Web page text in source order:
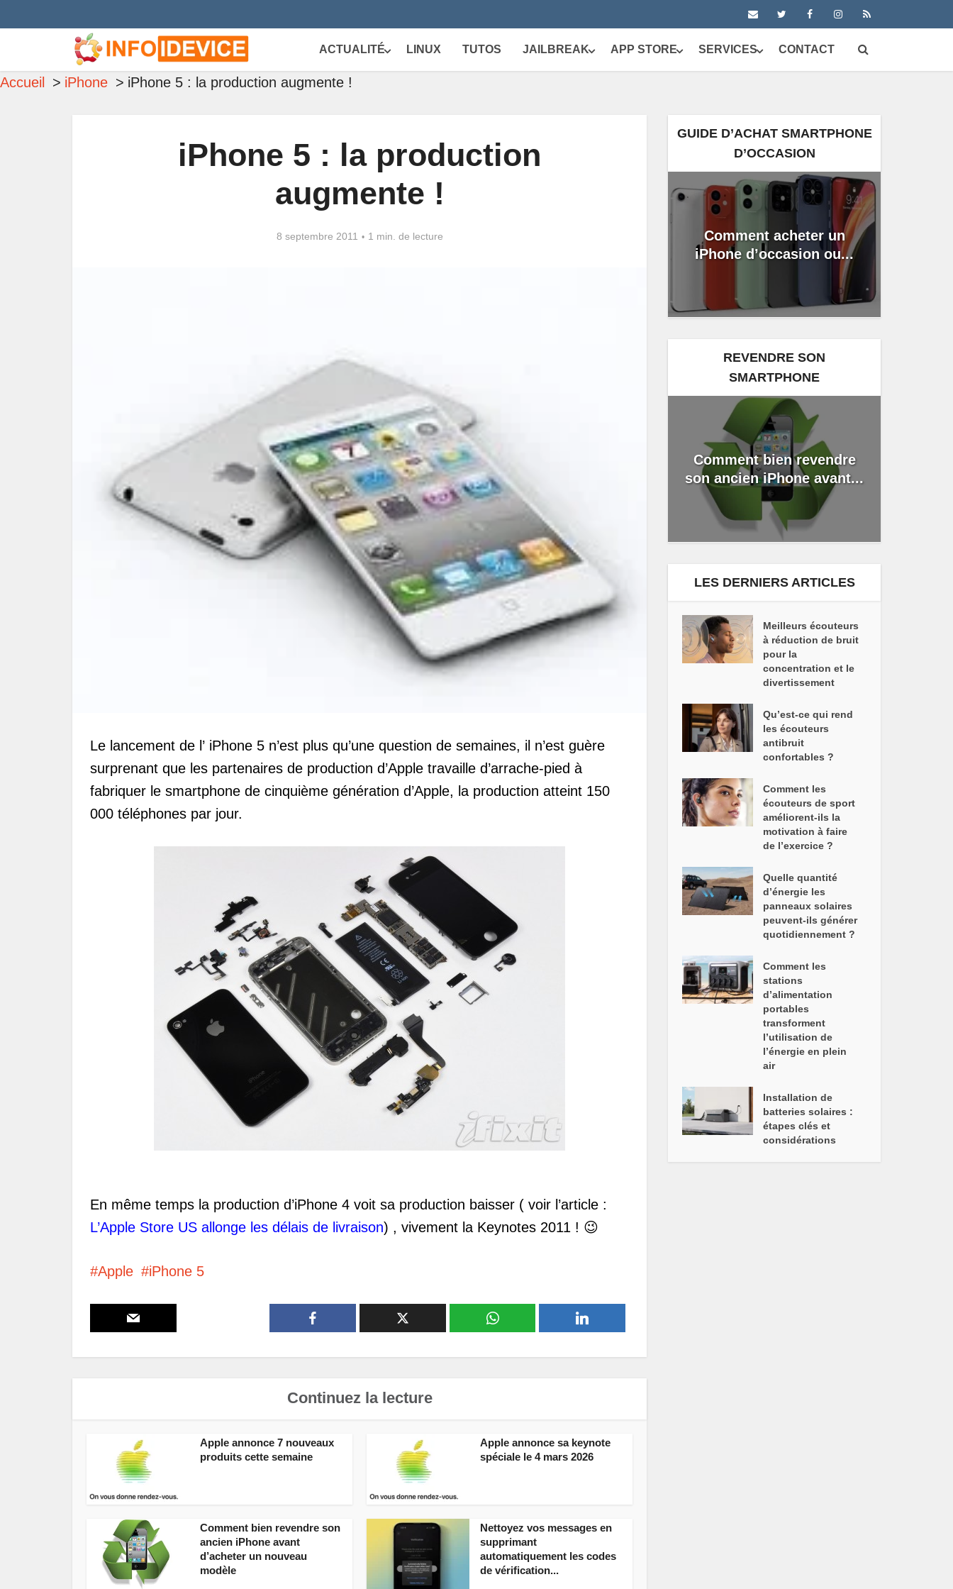
ACTUALITÉ LINUX TUTOS JAILBREAK APP STORE SERVICES CONTACT
Accueil iPhone iPhone 5 : la production augmente !
iPhone 5 : la production
augmente !
8 septembre 2011 1 min. de lecture
Le lancement de l’ iPhone 5 n’est plus qu’une question de semaines, il n’est guère
surprenant que les partenaires de production d’Apple travaille d’arrache-pied à
fabriquer le smartphone de cinquième génération d’Apple, la production atteint 150
000 téléphones par jour.
En même temps la production d’iPhone 4 voit sa production baisser ( voir l’article :
L’Apple Store US allonge les délais de livraison) , vivement la Keynotes 2011 ! 😉
Apple iPhone 5
Continuez la lecture
Apple annonce 7 nouveaux
produits cette semaine
Apple annonce sa keynote
spéciale le 4 mars 2026
Comment bien revendre son
ancien iPhone avant
d’acheter un nouveau
modèle
Nettoyez vos messages en
supprimant
automatiquement les codes
de vérification...
GUIDE D’ACHAT SMARTPHONE
D’OCCASION
Comment acheter un
iPhone d’occasion ou...
REVENDRE SON
SMARTPHONE
Comment bien revendre
son ancien iPhone avant...
LES DERNIERS ARTICLES
Meilleurs écouteurs
à réduction de bruit
pour la
concentration et le
divertissement
Qu’est-ce qui rend
les écouteurs
antibruit
confortables ?
Comment les
écouteurs de sport
améliorent-ils la
motivation à faire
de l’exercice ?
Quelle quantité
d’énergie les
panneaux solaires
peuvent-ils générer
quotidiennement ?
Comment les
stations
d’alimentation
portables
transforment
l’utilisation de
l’énergie en plein
air
Installation de
batteries solaires :
étapes clés et
considérations